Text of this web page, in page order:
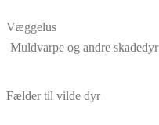
Væggelus
Muldvarpe og andre skadedyr
Fælder til vilde dyr